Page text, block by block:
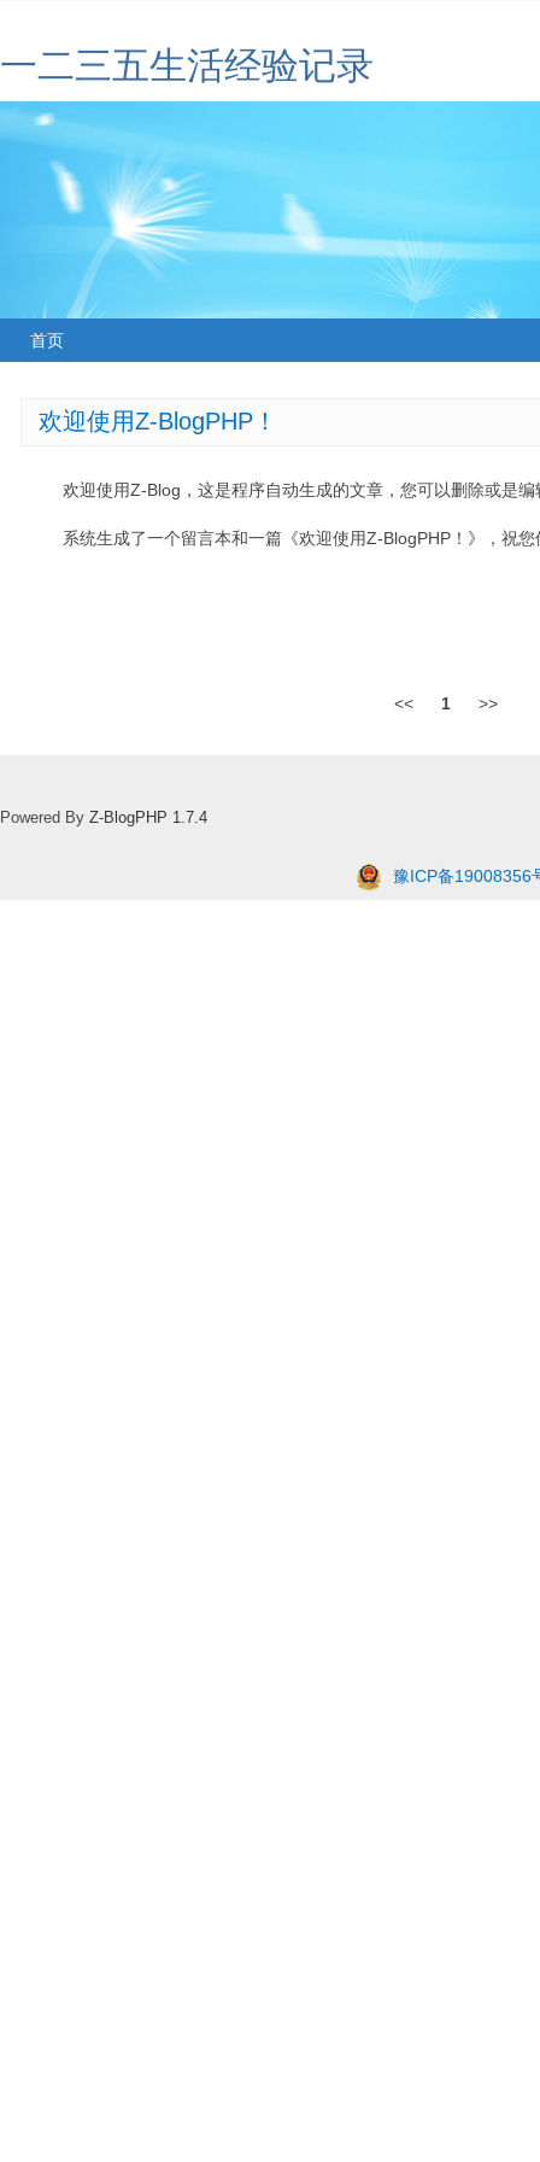
一二三五生活经验记录
首页
欢迎使用Z-BlogPHP！
欢迎使用Z-Blog，这是程序自动生成的文章，您可以删除或是编
系统生成了一个留言本和一篇《欢迎使用Z-BlogPHP！》，祝
<< 1 >>
Powered By Z-BlogPHP 1.7.4
豫ICP备19008356